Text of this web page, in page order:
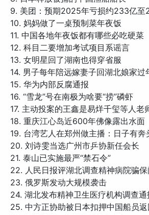
9. 美团：预期2025年亏损约233亿至
10. 妈妈做了一桌预制菜年夜饭
11. 中国各地年夜饭都有哪些必吃硬菜
12. 科目二要增加考试项目系谣言
13. 女明星回了湖南也得穿省服
14. 男子每年陪远嫁妻子回湖北娘家过
15. 华为内部反腐通报
16. “雪龙”号在南极为啥要“捞”磷虾
17. 主动投案的王鑫是易烊千玺等人老
18. 重庆江心岛近600年佛像露出水面
19. 台湾艺人在郑州做主播：日子有奔
20. 刘诗雯当选广州市乒协新任会长
21. 泰山已实施最严“禁石令”
22. 人民日报评湖北调查精神病院骗保
23. 俄罗斯发动大规模袭击
24. 湖北发布精神卫生医疗机构调查通
25. 中方正协助被日本扣押中国船员返